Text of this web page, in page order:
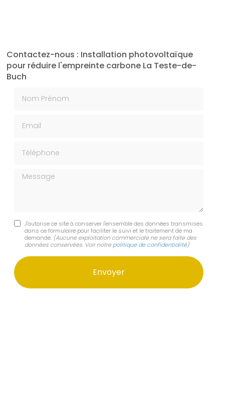
Contactez-nous : Installation photovoltaïque
pour réduire l'empreinte carbone La Teste-de-
Buch
Message
J'autorise ce site à conserver l'ensemble des données transmises
dans ce formulaire pour faciliter le suivi et le traitement de ma
demande. (Aucune exploitation commerciale ne sera faite des
données conservées. Voir notre politique de confidentialité)